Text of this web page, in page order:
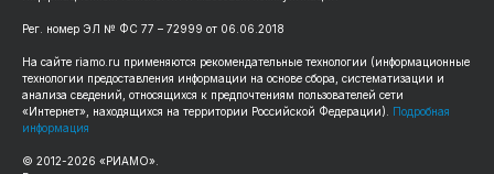
Рег. номер ЭЛ № ФС 77 – 72999 от 06.06.2018
На сайте riamo.ru применяются рекомендательные технологии (информационные
технологии предоставления информации на основе сбора, систематизации и
анализа сведений, относящихся к предпочтениям пользователей сети
«Интернет», находящихся на территории Российской Федерации). Подробная
информация
© 2012-2026 «РИАМО».